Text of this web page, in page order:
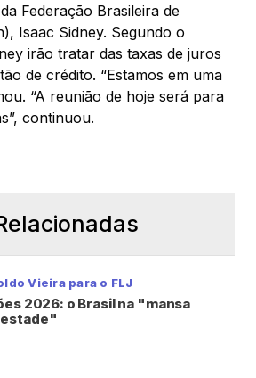
Federação Brasileira de
Isaac Sidney. Segundo o
irão tratar das taxas de juros
de crédito. “Estamos em uma
“A reunião de hoje será para
continuou.
Vieira para o FLJ
2026: o Brasil na "mansa